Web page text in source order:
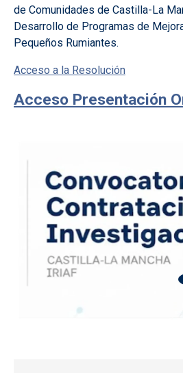
de Comunidades de Castilla-La
Desarrollo de Programas de
Pequeños Rumiantes.
Acceso a la Resolución
Acceso Presentación